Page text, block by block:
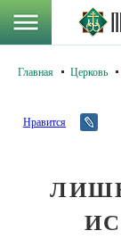
Главная Церковь
Нравится